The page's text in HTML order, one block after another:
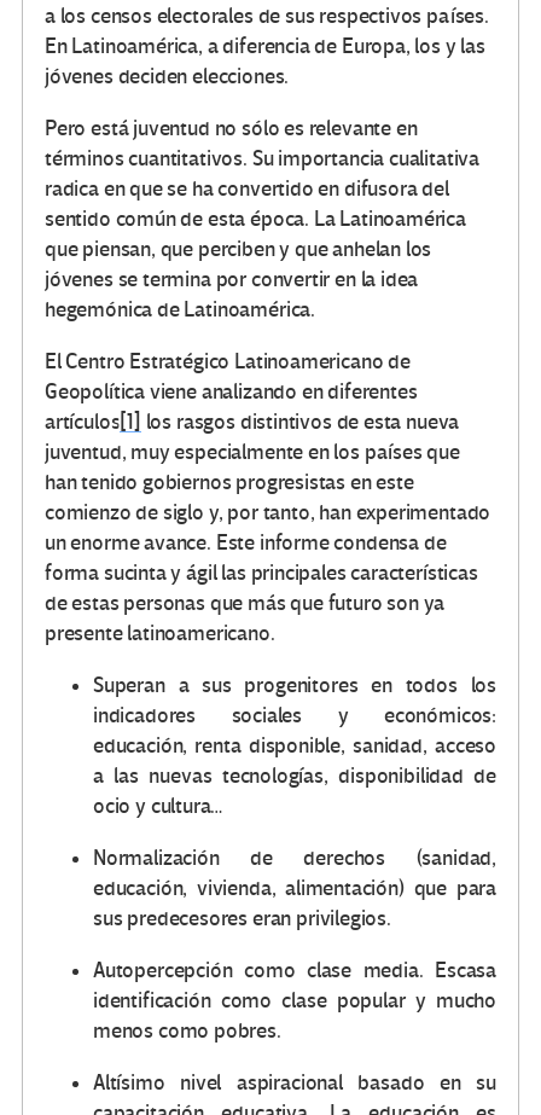
a los censos electorales de sus respectivos países.
En Latinoamérica, a diferencia de Europa, los y las
jóvenes deciden elecciones.
Pero está juventud no sólo es relevante en
términos cuantitativos. Su importancia cualitativa
radica en que se ha convertido en difusora del
sentido común de esta época. La Latinoamérica
que piensan, que perciben y que anhelan los
jóvenes se termina por convertir en la idea
hegemónica de Latinoamérica.
El Centro Estratégico Latinoamericano de
Geopolítica viene analizando en diferentes
artículos [1]
los rasgos distintivos de esta nueva
juventud, muy especialmente en los países que
han tenido gobiernos progresistas en este
comienzo de siglo y, por tanto, han experimentado
un enorme avance. Este informe condensa de
forma sucinta y ágil las principales características
de estas personas que más que futuro son ya
presente latinoamericano.
Superan a sus progenitores en todos los
indicadores sociales y económicos:
educación, renta disponible, sanidad, acceso
a las nuevas tecnologías, disponibilidad de
ocio y cultura…
Normalización de derechos (sanidad,
educación, vivienda, alimentación) que para
sus predecesores eran privilegios.
Autopercepción como clase media. Escasa
identificación como clase popular y mucho
menos como pobres.
Altísimo nivel aspiracional basado en su